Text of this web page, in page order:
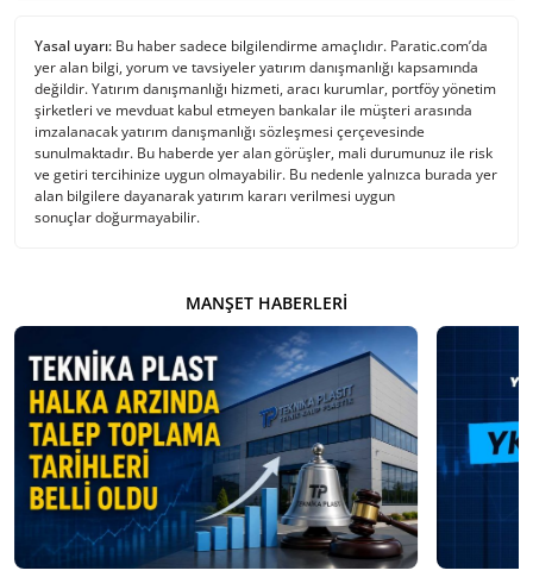
Yasal uyarı: Bu haber sadece bilgilendirme amaçlıdır. Paratic.com’da
yer alan bilgi, yorum ve tavsiyeler yatırım danışmanlığı kapsamında
değildir. Yatırım danışmanlığı hizmeti, aracı kurumlar, portföy yönetim
şirketleri ve mevduat kabul etmeyen bankalar ile müşteri arasında
imzalanacak yatırım danışmanlığı sözleşmesi çerçevesinde
sunulmaktadır. Bu haberde yer alan görüşler, mali durumunuz ile risk
ve getiri tercihinize uygun olmayabilir. Bu nedenle yalnızca burada yer
alan bilgilere dayanarak yatırım kararı verilmesi uygun
sonuçlar doğurmayabilir.
MANŞET HABERLERI